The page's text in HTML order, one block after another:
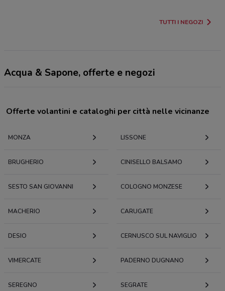
TUTTI I NEGOZI
Acqua & Sapone, offerte e negozi
Offerte volantini e cataloghi per città nelle vicinanze
MONZA LISSONE
BRUGHERIO CINISELLO BALSAMO
SESTO SAN GIOVANNI COLOGNO MONZESE
MACHERIO CARUGATE
DESIO CERNUSCO SUL NAVIGLIO
VIMERCATE PADERNO DUGNANO
SEREGNO SEGRATE